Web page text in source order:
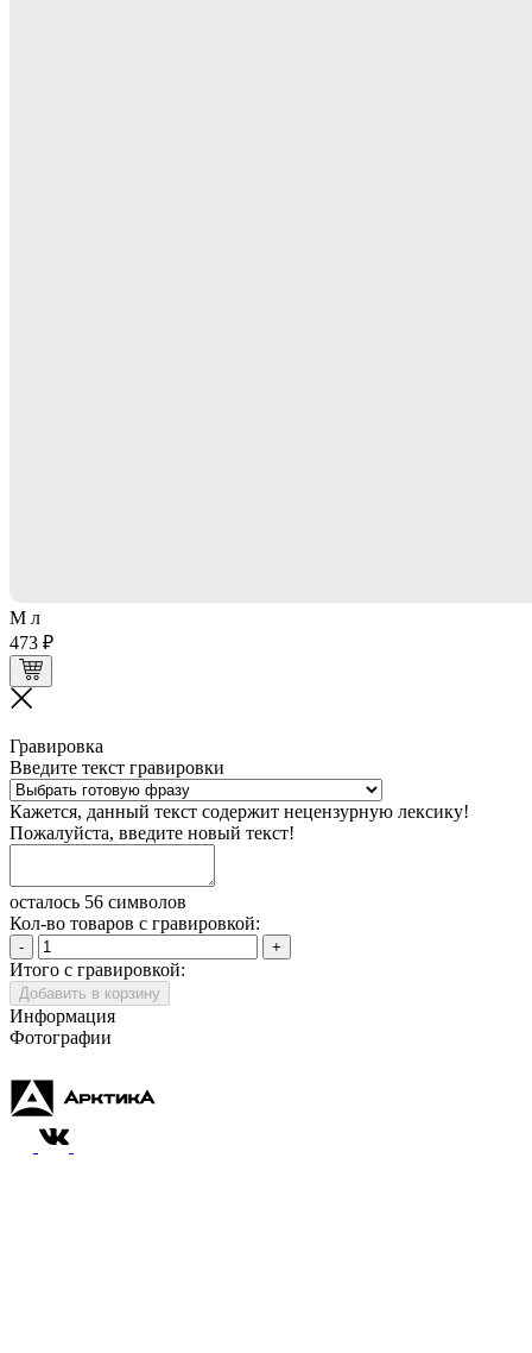
M л
473 ₽
Гравировка
Введите текст гравировки
Кажется, данный текст содержит нецензурную лексику!
Пожалуйста, введите новый текст!
осталось 56 символов
Кол-во товаров с гравировкой:
- +
Итого с гравировкой:
Добавить в корзину
Информация
Фотографии